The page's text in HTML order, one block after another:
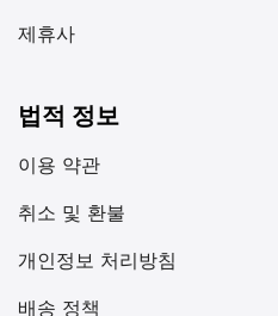
제휴사
법적 정보
이용 약관
취소 및 환불
개인정보 처리방침
배송 정책